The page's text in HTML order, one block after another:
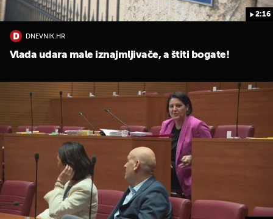
2:16
DNEVNIK.HR
Vlada udara male iznajmljivače, a štiti bogate!